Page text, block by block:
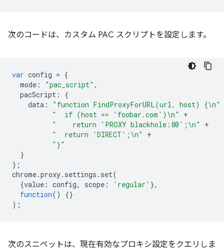
次のコードは、カスタム PAC スクリプトを設定します。
var config = {
mode : "pac_script" ,
pacScript :
{
data :
"function FindProxyForURL(url, host) {\n"
"  if (host == 'foobar.com')\n"
+
"    return 'PROXY blackhole:80';\n"
+
"  return 'DIRECT';\n"
+
"}"
}
};
chrome.proxy. settings . set(
{value : config, scope : 'regular' },
function()
{}
);
次のスニペットは、現在有効なプロキシ設定をクエリしま